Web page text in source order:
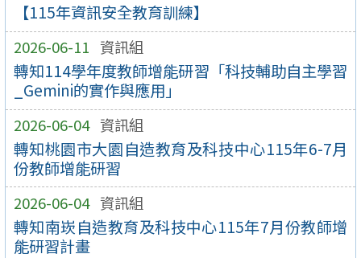
【115年資訊安全教育訓練】
2026-06-11 資訊組
轉知114學年度教師增能研習「科技輔助自主學習
_Gemini的實作與應用」
2026-06-04 資訊組
轉知桃園市大園自造教育及科技中心115年6-7月
份教師增能研習
2026-06-04 資訊組
轉知南崁自造教育及科技中心115年7月份教師增
能研習計畫